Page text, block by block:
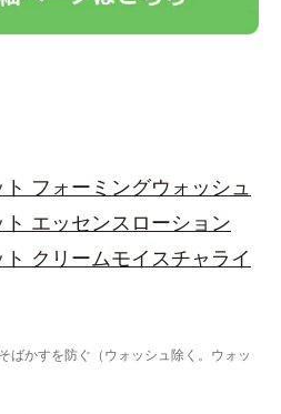
フォーミングウォッシュ
エッセンスローション
クリームモイスチャライ
ばかすを防ぐ（ウォッシュ除く。ウォッ